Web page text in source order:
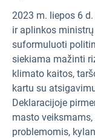
2023 m. liepos 6
ir aplinkos
suformuluoti
siekiama mažinti
klimato kaitos,
kartu su
Deklaracijoje
masto
problemomis,